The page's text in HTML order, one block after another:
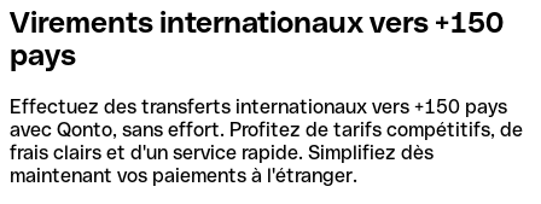
Virements internationaux vers +150
pays
Effectuez des transferts internationaux vers +150 pays
avec Qonto, sans effort. Profitez de tarifs compétitifs, de
frais clairs et d'un service rapide. Simplifiez dès
maintenant vos paiements à l'étranger.